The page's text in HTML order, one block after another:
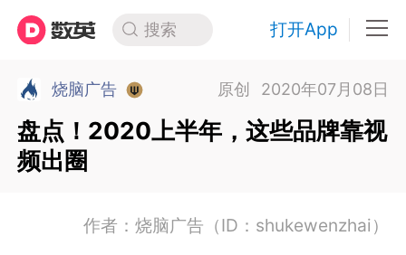
搜索 打开App
烧脑广告 原创 2020年07月08日
盘点！2020上半年，这些品牌靠视
频出圈
作者：烧脑广告（ID：shukewenzhai）